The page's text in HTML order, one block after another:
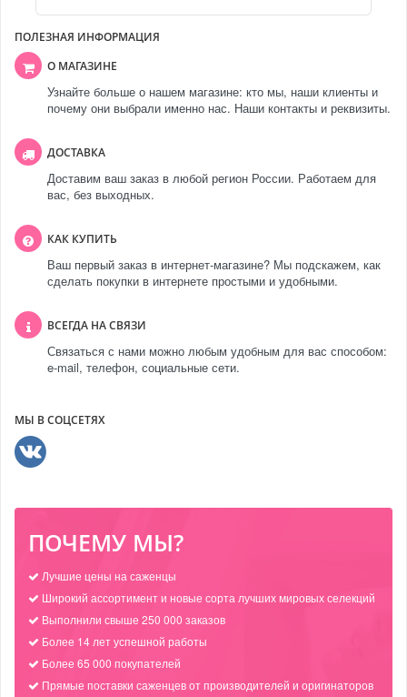
ПОЛЕЗНАЯ ИНФОРМАЦИЯ
О МАГАЗИНЕ
Узнайте больше о нашем магазине: кто мы, наши клиенты и
почему они выбрали именно нас. Наши контакты и реквизиты.
ДОСТАВКА
Доставим ваш заказ в любой регион России. Работаем для
вас, без выходных.
КАК КУПИТЬ
Ваш первый заказ в интернет-магазине? Мы подскажем, как
сделать покупки в интернете простыми и удобными.
ВСЕГДА НА СВЯЗИ
Связаться с нами можно любым удобным для вас способом:
e-mail, телефон, социальные сети.
МЫ В СОЦСЕТЯХ
ПОЧЕМУ МЫ?
Лучшие цены на саженцы
Широкий ассортимент и новые сорта лучших мировых селекций
Выполнили свыше 250 000 заказов
Более 14 лет успешной работы
Более 65 000 покупателей
Прямые поставки саженцев от производителей и оригинаторов